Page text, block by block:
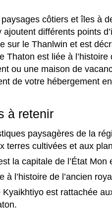
paysages côtiers et îles à
ajoutent différents points
sur le Thanlwin et est
Thaton est liée à
ou une maison de
de votre hébergement
à retenir
paysagères de la
terres cultivées et aux
la capitale de l’État
à l’histoire de l’ancien
Kyaikhtiyo est rattachée